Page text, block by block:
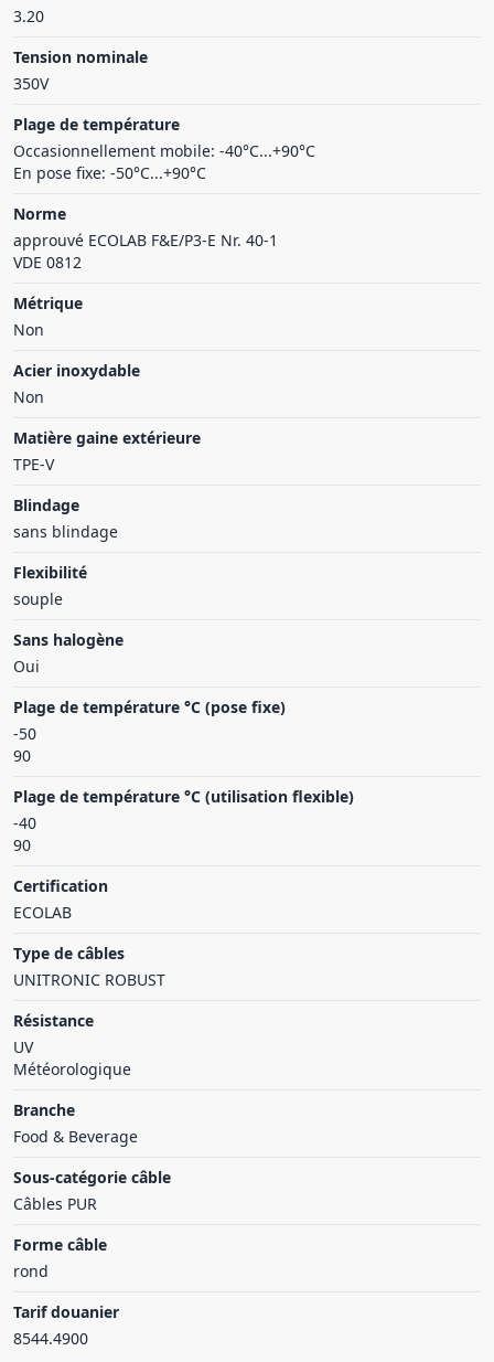
3.20
Tension nominale
350V
Plage de température
Occasionnellement mobile: -40°C...+90°C
En pose fixe: -50°C...+90°C
Norme
approuvé ECOLAB F&E/P3-E Nr. 40-1
VDE 0812
Métrique
Non
Acier inoxydable
Non
Matière gaine extérieure
TPE-V
Blindage
sans blindage
Flexibilité
souple
Sans halogène
Oui
Plage de température °C (pose fixe)
-50
90
Plage de température °C (utilisation flexible)
-40
90
Certification
ECOLAB
Type de câbles
UNITRONIC ROBUST
Résistance
UV
Météorologique
Branche
Food & Beverage
Sous-catégorie câble
Câbles PUR
Forme câble
rond
Tarif douanier
8544.4900